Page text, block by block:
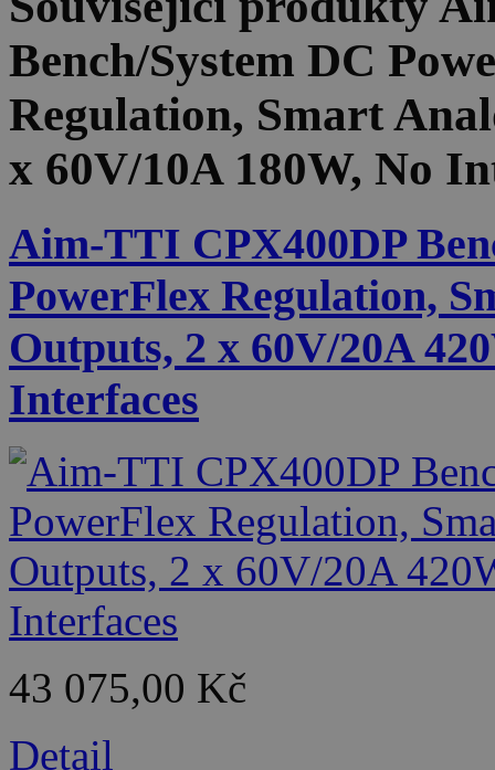
Bench/System DC
Regulation, Smart
x 60V/10A 180W, No
Aim-TTI CPX400DP
PowerFlex Regulation,
Outputs, 2 x 60V/20A
Interfaces
43 075,00 Kč
Detail